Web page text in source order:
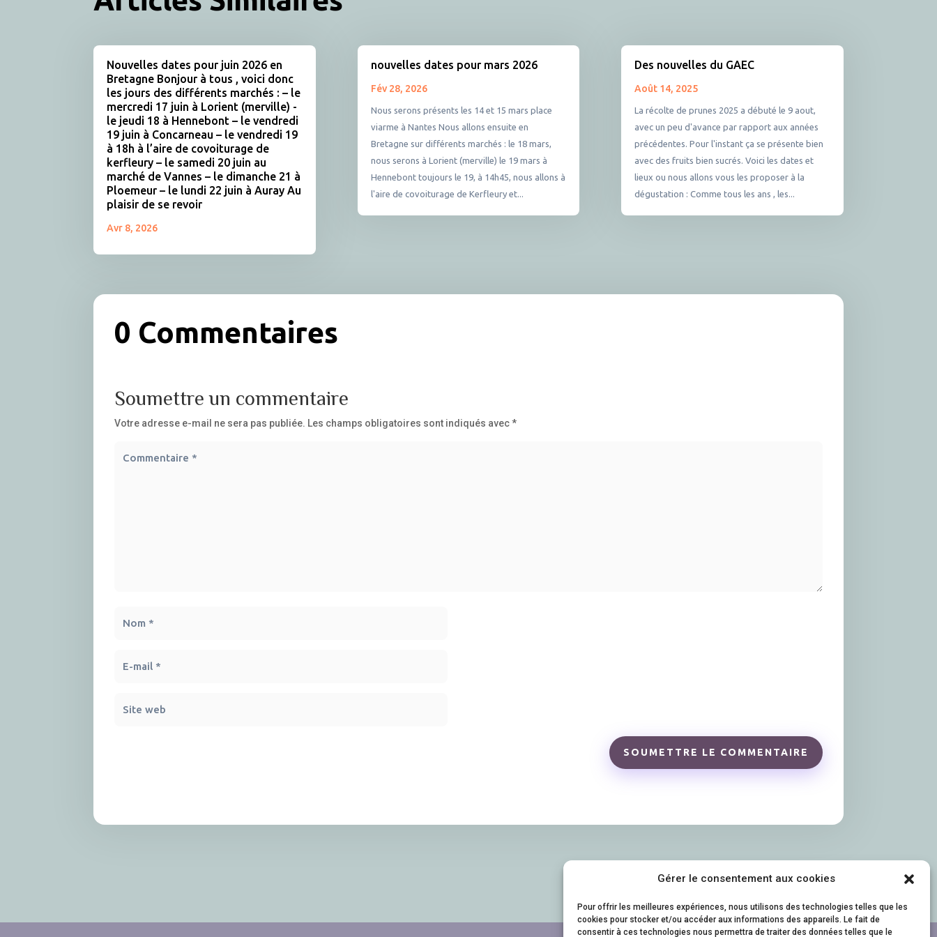
Gérer le consentement aux cookies
Pour offrir les meilleures expériences, nous utilisons des technologies telles que les
cookies pour stocker et/ou accéder aux informations des appareils. Le fait de
consentir à ces technologies nous permettra de traiter des données telles que le
Nouvelles dates pour juin 2026 en
Bretagne Bonjour à tous , voici donc
les jours des différents marchés : – le
mercredi 17 juin à Lorient (merville) -
le jeudi 18 à Hennebont – le vendredi
19 juin à Concarneau – le vendredi 19
à 18h à l’aire de covoiturage de
kerfleury – le samedi 20 juin au
marché de Vannes – le dimanche 21 à
Ploemeur – le lundi 22 juin à Auray Au
plaisir de se revoir
Avr 8, 2026
nouvelles dates pour mars 2026
Fév 28, 2026
Nous serons présents les 14 et 15 mars place
viarme à Nantes Nous allons ensuite en
Bretagne sur différents marchés : le 18 mars,
nous serons à Lorient (merville) le 19 mars à
Hennebont toujours le 19, à 14h45, nous allons à
l'aire de covoiturage de Kerfleury et...
Des nouvelles du GAEC
Août 14, 2025
La récolte de prunes 2025 a débuté le 9 aout,
avec un peu d'avance par rapport aux années
précédentes. Pour l'instant ça se présente bien
avec des fruits bien sucrés. Voici les dates et
lieux ou nous allons vous les proposer à la
dégustation : Comme tous les ans , les...
0 Commentaires
Soumettre un commentaire
Votre adresse e-mail ne sera pas publiée. Les champs obligatoires sont indiqués avec*
SOUMETTRE LE COMMENTAIRE